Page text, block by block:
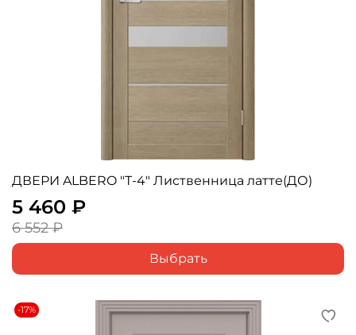
ДВЕРИ ALBERO "Т-4" Лиственница латте(ДО)
5 460 ₽
6 552 ₽
Выбрать
-17%